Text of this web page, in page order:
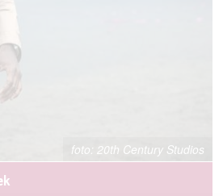
20th Century Studios